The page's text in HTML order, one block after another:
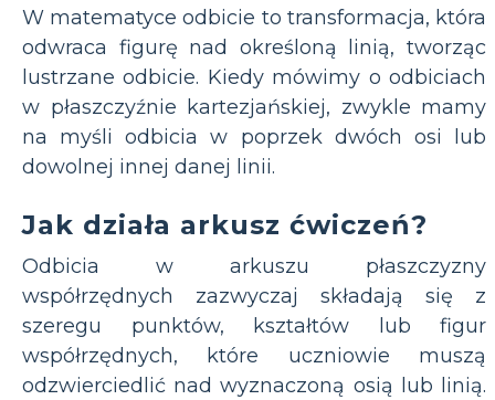
W matematyce odbicie to transformacja, która
odwraca figurę nad określoną linią, tworząc
lustrzane odbicie. Kiedy mówimy o odbiciach
w płaszczyźnie kartezjańskiej, zwykle mamy
na myśli odbicia w poprzek dwóch osi lub
dowolnej innej danej linii.
Jak działa arkusz ćwiczeń?
Odbicia w arkuszu płaszczyzny
współrzędnych zazwyczaj składają się z
szeregu punktów, kształtów lub figur
współrzędnych, które uczniowie muszą
odzwierciedlić nad wyznaczoną osią lub linią.